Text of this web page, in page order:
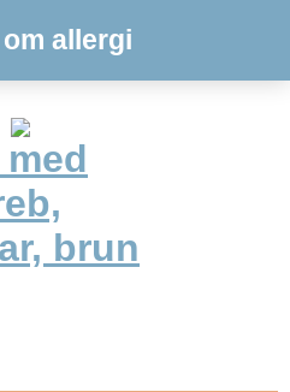
allergi
brun